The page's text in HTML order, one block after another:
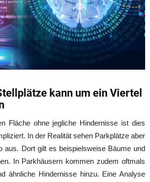
kann um ein Viertel
Fläche ohne jegliche Hindernisse ist dies
In der Realität sehen Parkplätze aber
aus. Dort gilt es beispielsweise Bäume und
In Parkhäusern kommen zudem oftmals
ähnliche Hindernisse hinzu. Eine Analyse